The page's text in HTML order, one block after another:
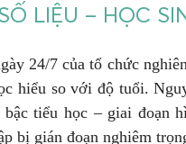
LIỆU – HỌC
24/7 của tổ chức
hiểu so với độ tuổi.
tiểu học – giai đoạn
bị gián đoạn nghiêm